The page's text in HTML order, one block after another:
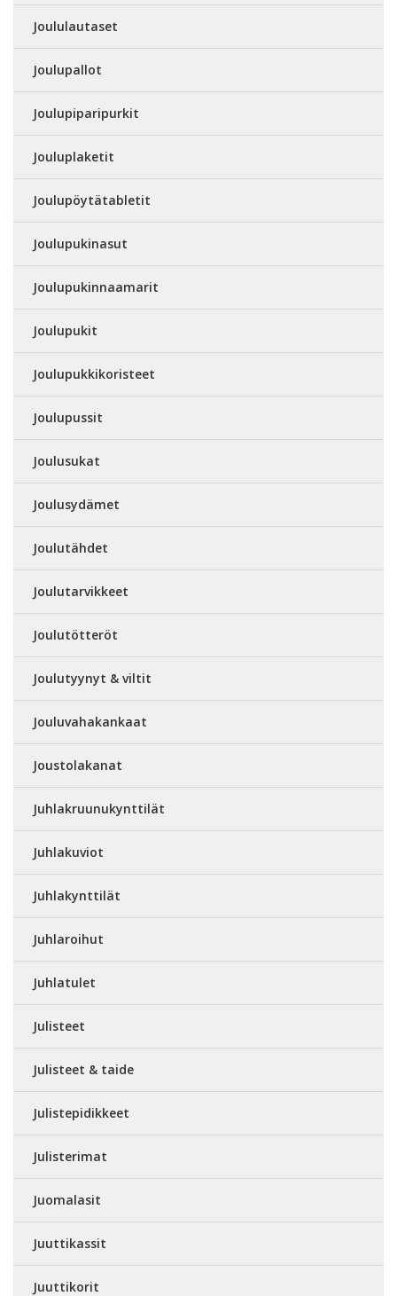
Joululautaset
Joulupallot
Joulupiparipurkit
Jouluplaketit
Joulupöytätabletit
Joulupukinasut
Joulupukinnaamarit
Joulupukit
Joulupukkikoristeet
Joulupussit
Joulusukat
Joulusydämet
Joulutähdet
Joulutarvikkeet
Joulutötteröt
Joulutyynyt & viltit
Jouluvahakankaat
Joustolakanat
Juhlakruunukynttilät
Juhlakuviot
Juhlakynttilät
Juhlaroihut
Juhlatulet
Julisteet
Julisteet & taide
Julistepidikkeet
Julisterimat
Juomalasit
Juuttikassit
Juuttikorit